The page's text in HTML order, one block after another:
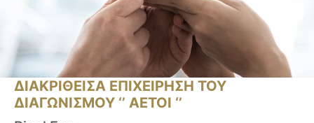
ΔΙΑΚΡΙΘΕΙΣΑ ΕΠΙΧΕΙΡΗΣΗ ΤΟΥ
ΔΙΑΓΩΝΙΣΜΟΥ ‘’ ΑΕΤΟΙ ‘’